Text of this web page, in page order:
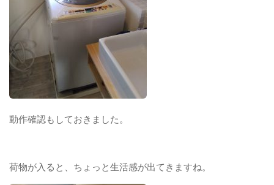
動作確認もしておきました。
荷物が入ると、ちょっと生活感が出てきますね。